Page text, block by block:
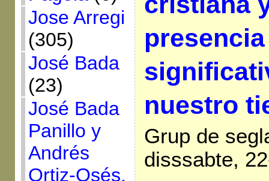
Jose Arregi
(305)
José Bada
(23)
José Bada
Panillo y
Andrés
Ortiz-Osés,
nuestro
Grup de
disssabte,